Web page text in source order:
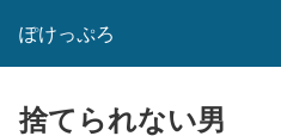
ぽけっぷろ
捨てられない男